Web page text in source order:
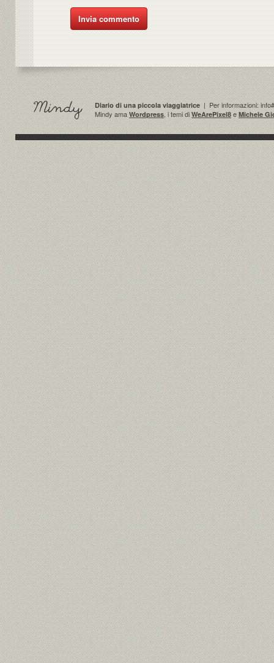
Diario di una piccola viaggiatrice| Per informazioni:
Mindy amaWordpress, i temi diWeArePixel8eMichele